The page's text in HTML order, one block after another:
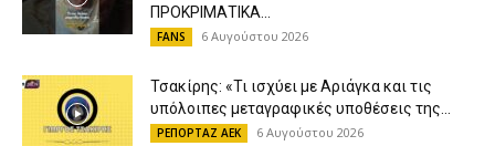
ΠΡΟΚΡΙΜΑΤΙΚΑ...
FANS 6 Αυγούστου 2026
Τσακίρης: «Τι ισχύει με Αριάγκα και τις
υπόλοιπες μεταγραφικές υποθέσεις της...
ΡΕΠΟΡΤΑΖ ΑΕΚ 6 Αυγούστου 2026